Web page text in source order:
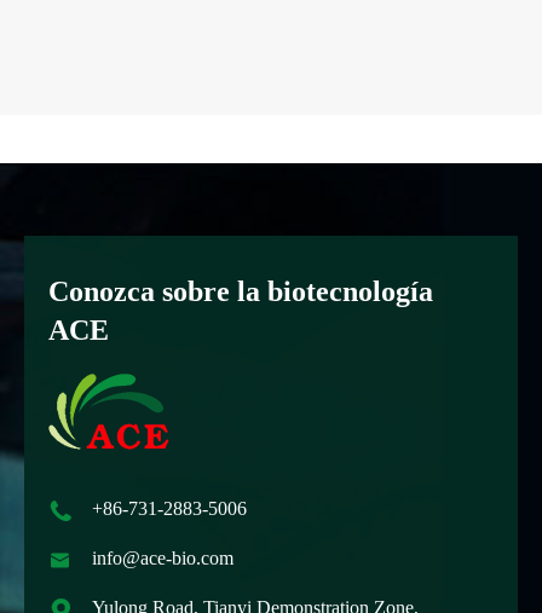
Conozca sobre la biotecnología
ACE
 +86-731-2883-5006
 info@ace-bio.com
Yulong Road, Tianyi Demonstration Zone,